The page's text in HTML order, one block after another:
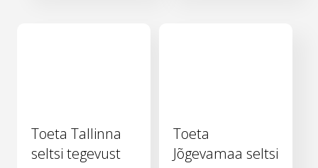
Toeta Tallinna
seltsi tegevust
Toeta
Jõgevamaa seltsi